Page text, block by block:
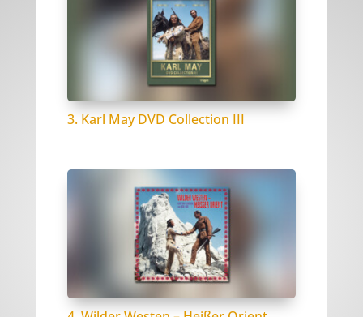
3. Karl May DVD Collection III